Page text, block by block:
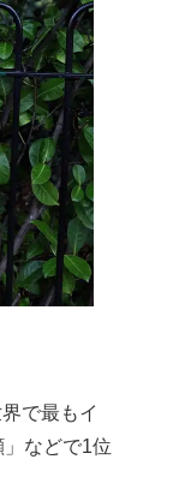
で最もイ
などで1位